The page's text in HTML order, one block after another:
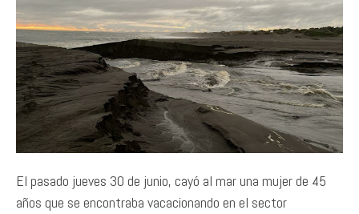
El pasado jueves 30 de junio, cayó al mar una mujer de 45
años que se encontraba vacacionando en el sector